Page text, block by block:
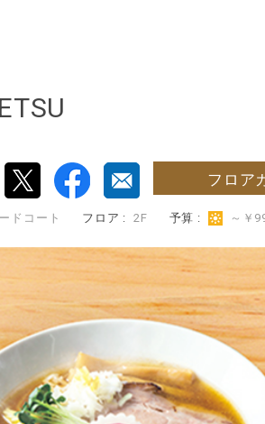
フロア
ドコート フロア : 2F 予算 : ～￥